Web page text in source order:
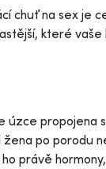
chuť na sex je
které vaše
úzce propojena s
žena po porodu
právě